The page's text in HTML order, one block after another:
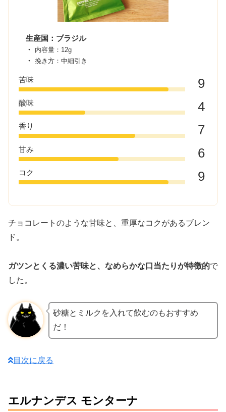
生産国：ブラジル
内容量：12g
挽き方：中細引き
苦味 9
酸味 4
香り 7
甘み 6
コク 9
チョコレートのような甘味と、重厚なコクがあるブレン
ド。
ガツンとくる濃い苦味と、なめらかな口当たりが特徴的で
した。
砂糖とミルクを入れて飲むのもおすすめ
だ！
目次に戻る
エルナンデス モンターナ